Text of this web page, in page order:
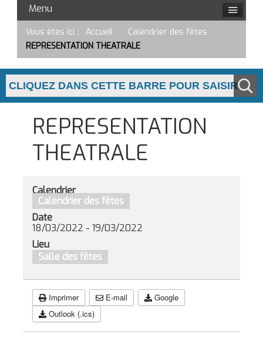
Menu
Vous êtes ici : Accueil Calendrier des fêtes
REPRESENTATION THEATRALE
REPRESENTATION
THEATRALE
Calendrier
Calendrier des fêtes
Date
18/03/2022 - 19/03/2022
Lieu
Salle des fêtes
Imprimer E-mail
Google
Outlook (.ics)